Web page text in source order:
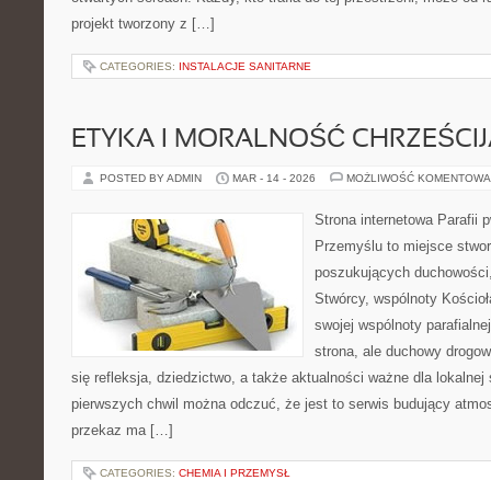
projekt tworzony z […]
CATEGORIES: INSTALACJE SANITARNE
ETYKA I MORALNOŚĆ
POSTED BY ADMIN MAR - 14 - 2026 MOŻLIWOŚĆ
Strona internetowa Parafii
Przemyślu to miejsce
poszukujących
Stwórcy, wspólnoty
swojej wspólnoty
strona, ale duchowy
się refleksja, dziedzictwo, a także aktualności ważne dla lokalnej
pierwszych chwil można odczuć, że jest to serwis budujący
przekaz ma […]
CATEGORIES: CHEMIA I PRZEMYSŁ